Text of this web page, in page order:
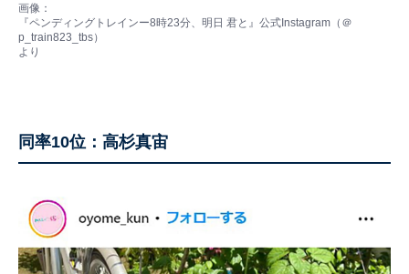
画像：
『ペンディングトレインー8時23分、明日 君と』公式Instagram（＠
p_train823_tbs）
より
同率10位：高杉真宙